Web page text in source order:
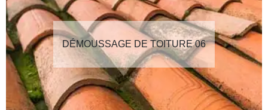
DÉMOUSSAGE DE TOITURE 06